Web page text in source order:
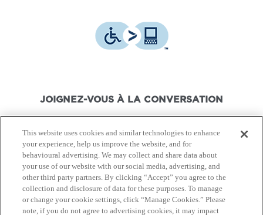
JOIGNEZ-VOUS À LA CONVERSATION
© Canon Canada Inc., 2026. Tous droits réservés.
Politique de protection de
Conditions d'utilisation
This website uses cookies and similar technologies to enhance
your experience, help us improve the website, and for
behavioural advertising. We may collect and share data about
your use of our website with our social media, advertising, and
other third party partners. By clicking “Accept” you agree to the
collection and disclosure of data for these purposes. To manage
or change your cookie settings, click “Manage Cookies.” Please
note, if you do not agree to advertising cookies, it may impact